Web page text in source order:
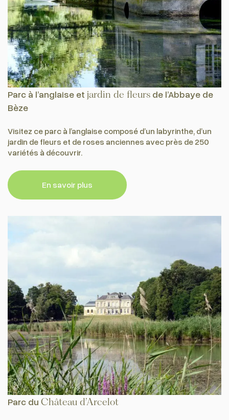
Parc à l’anglaise et jardin de fleurs de l’Abbaye de
Bèze
Visitez ce parc à l’anglaise composé d’un labyrinthe, d’un
jardin de fleurs et de roses anciennes avec près de 250
variétés à découvrir.
En savoir plus
Parc du Château d’Arcelot